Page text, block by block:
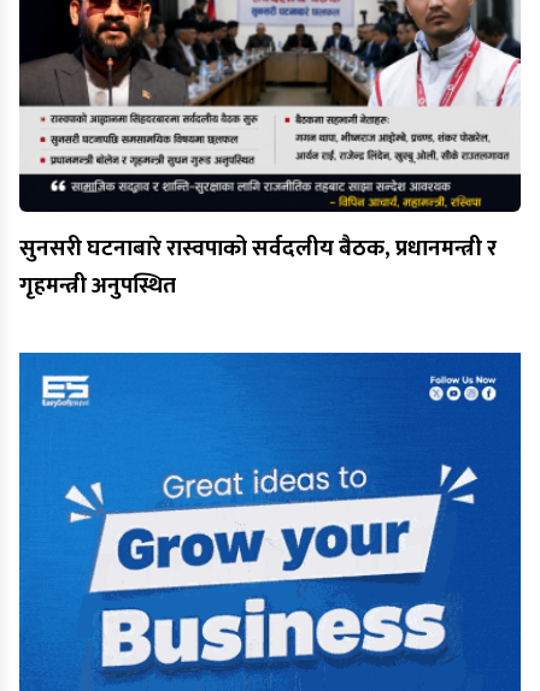
सुनसरी घटनाबारे रास्वपाको सर्वदलीय बैठक, प्रधानमन्त्री र
गृहमन्त्री अनुपस्थित